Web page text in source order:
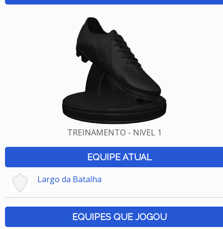
TREINAMENTO - NíVEL 1
EQUIPE ATUAL
Largo da Batalha
EQUIPES QUE JOGOU